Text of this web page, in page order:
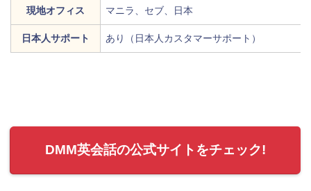
現地オフィス マニラ、セブ、日本
日本人サポート あり（日本人カスタマーサポート）
DMM英会話の公式サイトをチェック!